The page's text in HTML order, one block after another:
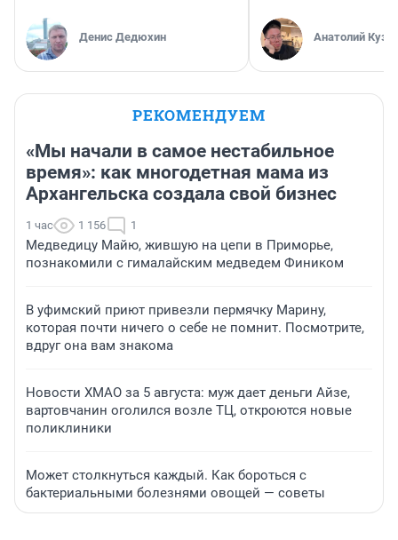
Денис Дедюхин Анатолий
РЕКОМЕНДУЕМ
«Мы начали в самое нестабильное
время»: как многодетная мама из
Архангельска создала свой бизнес
1 час 1 156 1
Медведицу Майю, жившую на цепи в Приморье,
познакомили с гималайским медведем Фиником
В уфимский приют привезли пермячку Марину,
которая почти ничего о себе не помнит. Посмотрите,
вдруг она вам знакома
Новости ХМАО за 5 августа: муж дает деньги Айзе,
вартовчанин оголился возле ТЦ, откроются новые
поликлиники
Может столкнуться каждый. Как бороться с
бактериальными болезнями овощей — советы